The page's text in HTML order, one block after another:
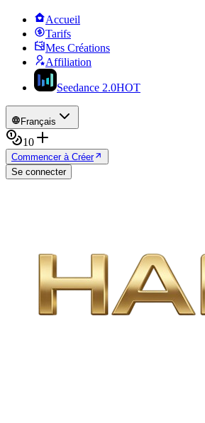
Accueil
Tarifs
Mes Créations
Affiliation
Seedance 2.0HOT
Français
10
Commencer à Créer
Se connecter